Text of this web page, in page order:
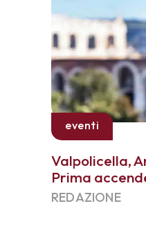
eventi
Valpolicella,
Prima
REDAZIONE